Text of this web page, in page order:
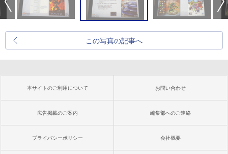
この写真の記事へ
本サイトのご利用について お問い合わせ
広告掲載のご案内 編集部へのご連絡
プライバシーポリシー 会社概要